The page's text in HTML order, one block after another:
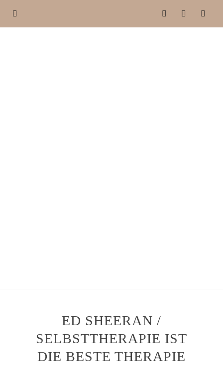
ED SHEERAN /
SELBSTTHERAPIE IST
DIE BESTE THERAPIE